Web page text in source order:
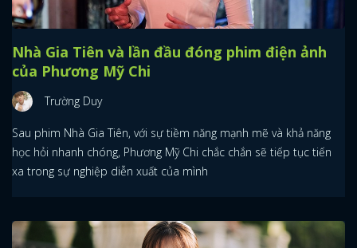
Nhà Gia Tiên và lần đầu đóng phim điện ảnh
của Phương Mỹ Chi
Trường Duy
Sau phim Nhà Gia Tiên, với sự tiềm năng mạnh mẽ và khả năng
học hỏi nhanh chóng, Phương Mỹ Chi chắc chắn sẽ tiếp tục tiến
xa trong sự nghiệp diễn xuất của mình